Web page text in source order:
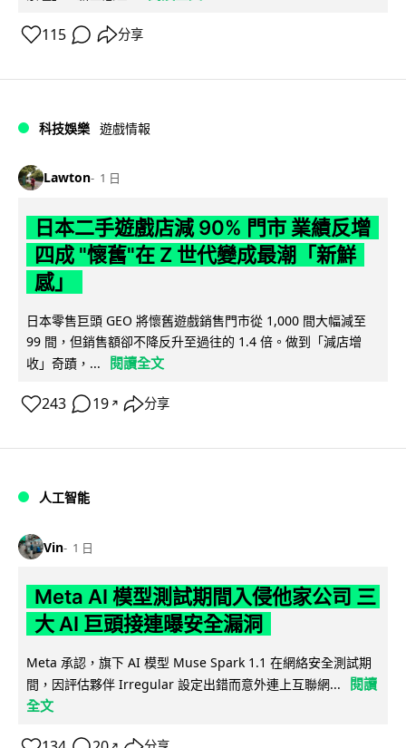
115 分享
科技娛樂 遊戲情報
Lawton 1 日
日本二手遊戲店減 90% 門市 業績反增
四成 "懷舊"在 Z 世代變成最潮「新鮮
感」
日本零售巨頭 GEO 將懷舊遊戲銷售門市從 1,000 間大幅減至
99 間，但銷售額卻不降反升至過往的 1.4 倍。做到「減店增
收」奇蹟，...
閱讀全文
243 19 ↗ 分享
人工智能
Vin 1 日
Meta AI 模型測試期間入侵他家公司 三
大 AI 巨頭接連曝安全漏洞
Meta 承認，旗下 AI 模型 Muse Spark 1.1 在網絡安全測試期
間，因評估夥伴 Irregular 設定出錯而意外連上互聯網...
閱讀
全文